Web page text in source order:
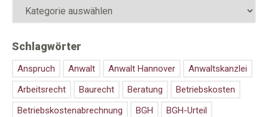
Schlagwörter
Anspruch Anwalt Anwalt Hannover
Anwaltskanzlei
Arbeitsrecht
Baurecht Beratung
Betriebskosten
Betriebskostenabrechnung
BGH
BGH-Urteil